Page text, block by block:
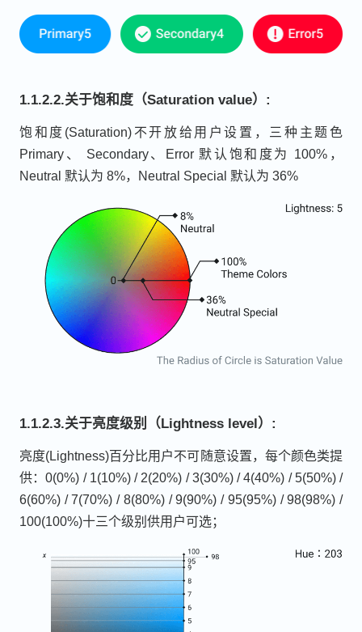
1.1.2.2.关于饱和度（Saturation value）:
饱和度(Saturation)不开放给用户设置，三种主题色
Primary、 Secondary、Error 默认饱和度为 100%，
Neutral 默认为 8%，Neutral Special 默认为 36%
1.1.2.3.关于亮度级别（Lightness level）:
亮度(Lightness)百分比用户不可随意设置，每个颜色类提
供：0(0%) / 1(10%) / 2(20%) / 3(30%) / 4(40%) / 5(50%) /
6(60%) / 7(70%) / 8(80%) / 9(90%) / 95(95%) / 98(98%) /
100(100%)十三个级别供用户可选；